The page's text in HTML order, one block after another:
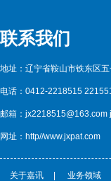
联系我们
地址：辽宁省鞍山市铁东区
电话：0412-2218515
邮箱：
网址：http//www.jxpat.com
关于嘉讯 业务领域